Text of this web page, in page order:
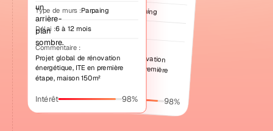
Type de murs :Parpaing
Délai :6 à 12 mois
Commentaire :
Projet global de rénovation
énergétique, ITE en première
étape, maison 150m²
Intérêt 98%
Type de murs : Parpaing
Délai :
Projet global de rénovation
énergétique, ITE en première
étape, maison 150m²
Intérêt 98%